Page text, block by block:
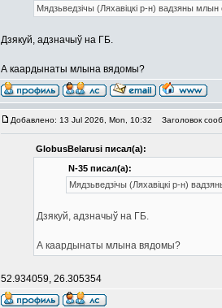
Мядзьведзічы (Ляхавіцкі р-н) вадзяны
Дзякуй, адзначыў на ГБ.
А каардынаты млына вядомы?
Добавлено: 13 Jul 2026, Mon, 10:32 Заголовок
GlobusBelarusi писал(а):
N-35 писал(а):
Мядзьведзічы (Ляхавіцкі р-н)
Дзякуй, адзначыў на ГБ.
А каардынаты млына вядомы?
52.934059, 26.305354